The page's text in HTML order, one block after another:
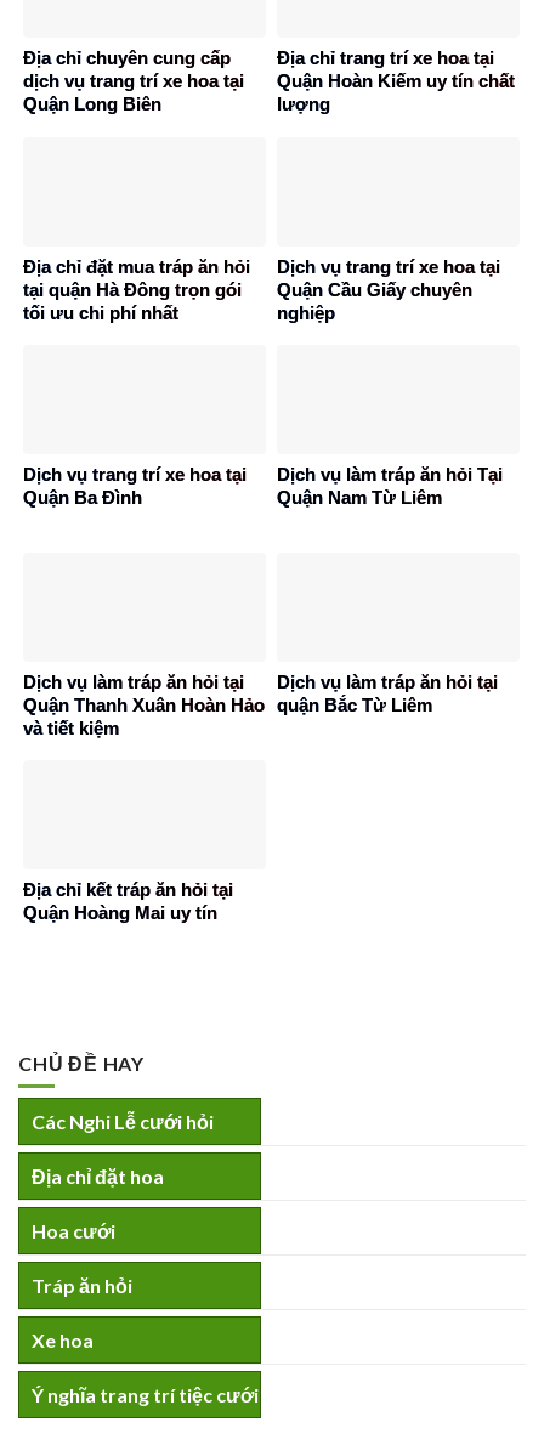
Địa chỉ chuyên cung cấp
dịch vụ trang trí xe hoa tại
Quận Long Biên
Địa chỉ trang trí xe hoa tại
Quận Hoàn Kiếm uy tín chất
lượng
Địa chỉ đặt mua tráp ăn hỏi
tại quận Hà Đông trọn gói
tối ưu chi phí nhất
Dịch vụ trang trí xe hoa tại
Quận Cầu Giấy chuyên
nghiệp
Dịch vụ trang trí xe hoa tại
Quận Ba Đình
Dịch vụ làm tráp ăn hỏi Tại
Quận Nam Từ Liêm
Dịch vụ làm tráp ăn hỏi tại
Quận Thanh Xuân Hoàn Hảo
và tiết kiệm
Dịch vụ làm tráp ăn hỏi tại
quận Bắc Từ Liêm
Địa chỉ kết tráp ăn hỏi tại
Quận Hoàng Mai uy tín
CHỦ ĐỀ HAY
Các Nghi Lễ cưới hỏi
Địa chỉ đặt hoa
Hoa cưới
Tráp ăn hỏi
Xe hoa
Ý nghĩa trang trí tiệc cưới